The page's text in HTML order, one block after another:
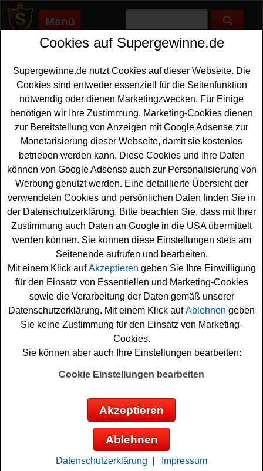
Menü
Supergewinne.de>Gewinnspiele>Auto Gewinnspiele>Toom
Anzeige:
Anzeige:
Toom Gewinnspiel - Code
eingeben und gewinnen
Ein tolles Toom Gewinnspiel mit Code für alle Gewinner,
die gern einen neuenVW Bus gewinnenmöchten. Der
Toom Baumarkt verlost bie diesem Code Gewinnspiel als
absoluten Hauptgewinn einen VW California Coast - und
mit etwas Glück können Sie diesen coolenVW Bulli
gewinnen. Insgesamt warten tolle Sachpreise im Wert
von ca. 270000 Euro auf glückliche Gewinner.
Verlost werden zum Beispiel hochwertige Gartengeräte
wie Hackenschere, Rasenmäher,Rasentrimmer,
Astkettensäge oder Stielsauger, tolles Werkezug wie
Winkelschleifer, Kreissäge oder Schlagschrauber.
Zudem gibt es bei dem Toom Gewinnspiel mit Code
coole Mähroboter, Grill, Hochdruckreiniger, 5x einen
Kühlschrank, ein E-Bike und viele, viele weitere tolle
Falls Sie an dem Toom Gewinnspiel teilnehmen
möchten, müssen Sie einen Code eingeben. Die Codes
erhalten Sie beim Einkauf in Ihrem Toom Baumarkt
(Ausnahmen beachten) auf einem Glückslos. Bei Vorlage
Cookies auf Supergewinne.de
Supergewinne.de nutzt Cookies auf dieser Webseite. Die
Cookies sind entweder essenziell für die Seitenfunktion
notwendig oder dienen Marketingzwecken. Für Einige
benötigen wir Ihre Zustimmung. Marketing-Cookies dienen
zur Bereitstellung von Anzeigen mit Google Adsense zur
Monetarisierung dieser Webseite, damit sie kostenlos
betrieben werden kann. Diese Cookies und Ihre Daten
können von Google Adsense auch zur Personalisierung von
Werbung genutzt werden. Eine detaillierte Übersicht der
verwendeten Cookies und persönlichen Daten finden Sie in
der Datenschutzerklärung. Bitte beachten Sie, dass mit Ihrer
Zustimmung auch Daten an Google in die USA übermittelt
werden können. Sie können diese Einstellungen stets am
Seitenende aufrufen und bearbeiten.
Mit einem Klick aufAkzeptieren geben Sie Ihre Einwilligung
für den Einsatz von Essentiellen und Marketing-Cookies
sowie die Verarbeitung der Daten gemäß unserer
Datenschutzerklärung. Mit einem Klick aufAblehnen geben
Sie keine Zustimmung für den Einsatz von Marketing-
Cookies.
Sie können aber auch Ihre Einstellungen bearbeiten:
Cookie Einstellungen bearbeiten
Akzeptieren
Ablehnen
Datenschutzerklärung Impressum